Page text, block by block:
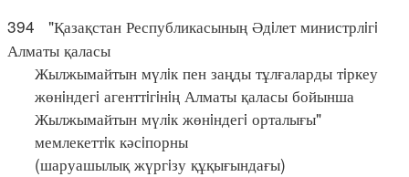
394 "Қазақстан Республикасының Әдiлет министрлiгi
Алматы қаласы
Жылжымайтын мүлiк пен заңды тұлғаларды тiркеу
жөнiндегi агенттiгiнiң Алматы қаласы бойынша
Жылжымайтын мүлiк жөнiндегi орталығы"
мемлекеттiк кәсiпорны
(шаруашылық жүргiзу құқығындағы)